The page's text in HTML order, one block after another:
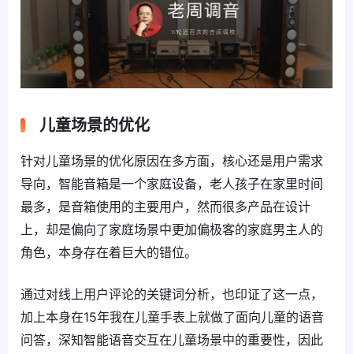
儿童场景的优化
针对儿童场景的优化原因在多方面，核心还是用户需求
导向，智能音箱是一个家庭设备，老人孩子在家里时间
最多，是音箱使用的主要用户，然而很多产品在设计
上，却是偏向了家庭场景中更加偏极客的家庭男主人的
角色，本身存在着巨大的错位。
通过对线上用户评论的关键词分析，也印证了这一点，
加上本身在15年我在儿童手表上就做了面向儿童的语音
问答，深知智能语音交互在儿童场景中的重要性，因此